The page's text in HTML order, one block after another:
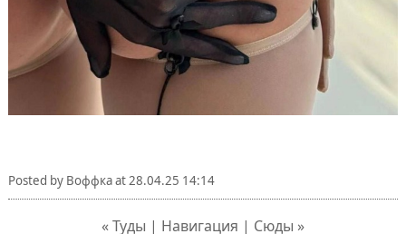
Posted by Воффкаat28.04.25 14:14
« Туды | Навигация | Сюды »